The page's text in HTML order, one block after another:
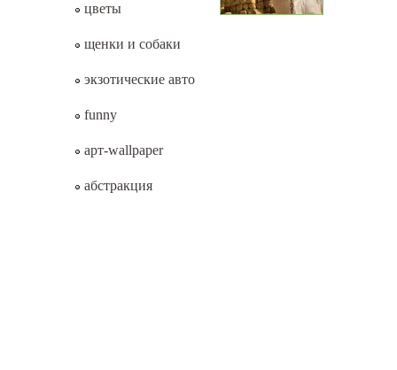
цветы
щенки и собаки
экзотические авто
funny
арт-wallpaper
абстракция